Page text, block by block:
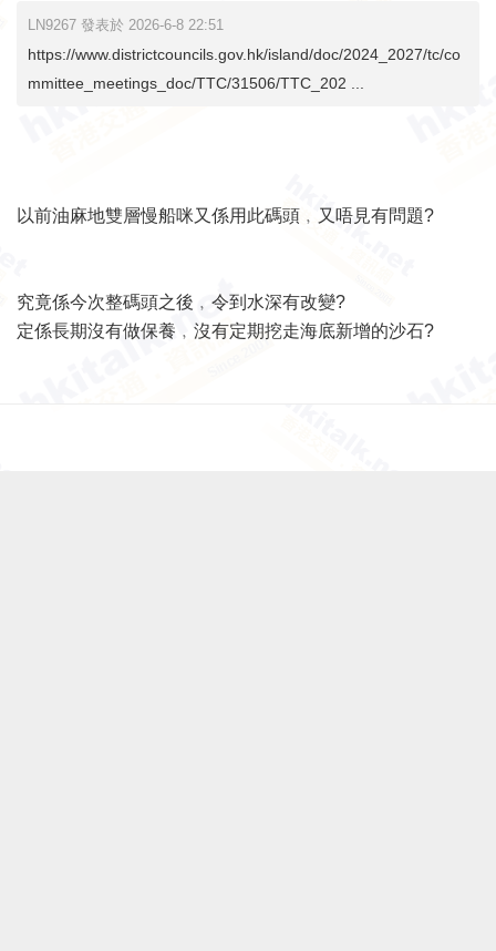
LN9267 發表於 2026-6-8 22:51
https://www.districtcouncils.gov.hk/island/doc/2024_2027/tc/co
mmittee_meetings_doc/TTC/31506/TTC_202 ...
以前油麻地雙層慢船咪又係用此碼頭﹐又唔見有問題?
究竟係今次整碼頭之後﹐令到水深有改變?
定係長期沒有做保養﹐沒有定期挖走海底新增的沙石?